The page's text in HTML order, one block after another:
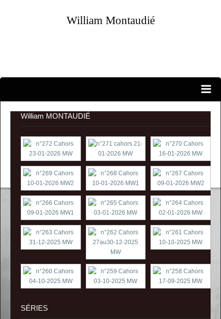
William Montaudié
ATELIER-GALERIE
CANDIDATURES
EXPOSITIONS D'ARTISTES
William MONTAUDIÉ
SÉRIES